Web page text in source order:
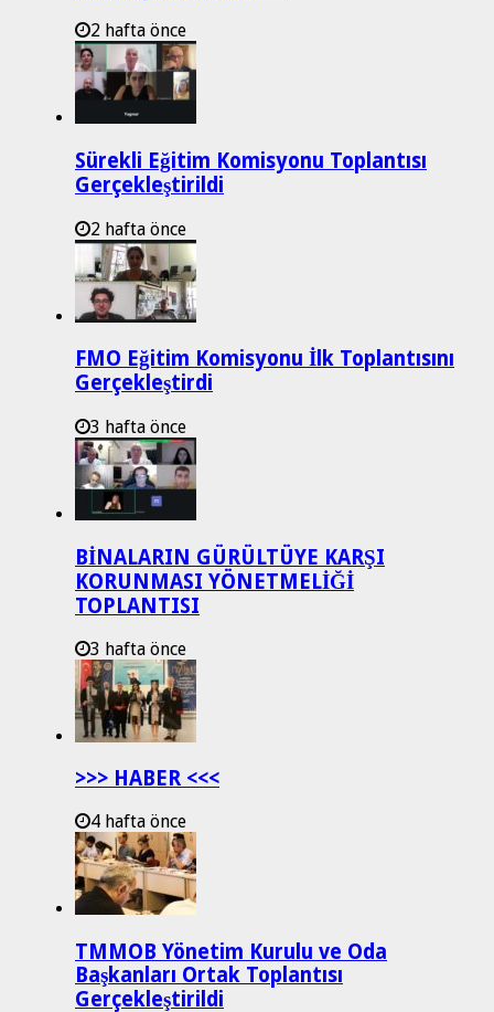
2 hafta önce
Sürekli Eğitim Komisyonu Toplantısı
Gerçekleştirildi
2 hafta önce
FMO Eğitim Komisyonu İlk Toplantısını
Gerçekleştirdi
3 hafta önce
BİNALARIN GÜRÜLTÜYE KARŞI
KORUNMASI YÖNETMELİĞİ
TOPLANTISI
3 hafta önce
>>> HABER <<<
4 hafta önce
TMMOB Yönetim Kurulu ve Oda
Başkanları Ortak Toplantısı
Gerçekleştirildi